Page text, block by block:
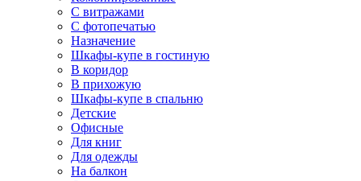
С витражами
С фотопечатью
Назначение
Шкафы-купе в гостиную
В коридор
В прихожую
Шкафы-купе в спальню
Детские
Офисные
Для книг
Для одежды
На балкон